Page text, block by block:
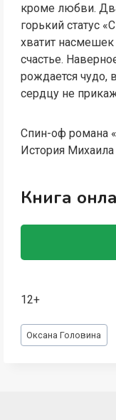
кроме любви.
горький статус
хватит насмешек
счастье.
рождается чудо,
сердцу не
Спин-оф романа
История
Книга
12+
Метки
записи:
Оксана Головина